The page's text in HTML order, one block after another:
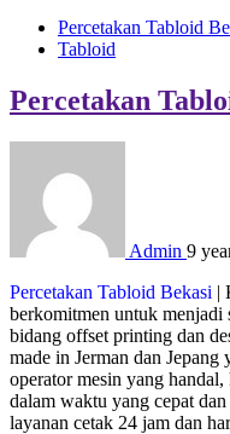
Percetakan Tabloid
Tabloid
Percetakan
Admin 9
Percetakan Tabloid Bekasi |
berkomitmen untuk menjadi
bidang offset printing dan
made in Jerman dan Jepang
operator mesin yang
dalam waktu yang cepat
layanan cetak 24 jam dan